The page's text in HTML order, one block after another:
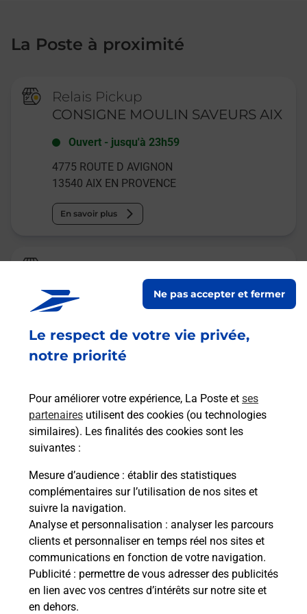
Le respect de votre vie privée,
notre priorité
Pour améliorer votre expérience, La Poste et ses
partenaires utilisent des cookies (ou technologies
similaires). Les finalités des cookies sont les
suivantes :
Mesure d’audience : établir des statistiques
complémentaires sur l’utilisation de nos sites et
suivre la navigation.
Analyse et personnalisation : analyser les parcours
clients et personnaliser en temps réel nos sites et
communications en fonction de votre navigation.
Publicité : permettre de vous adresser des publicités
en lien avec vos centres d’intérêts sur notre site et
en dehors.
Ne pas accepter et fermer
La Poste à proximité
Relais Pickup
CONSIGNE MOULIN SAVEURS AIX
Ouvert - jusqu'à 23h59
4775 ROUTE D AVIGNON
13540 AIX EN PROVENCE
En savoir plus
La Poste
ouvre vendredi à 14h00
2 RUE SAINT ROCH
13510 EGUILLES
Malin !
La Poste
en ligne
Ouvert 24h/24
En savoir plus